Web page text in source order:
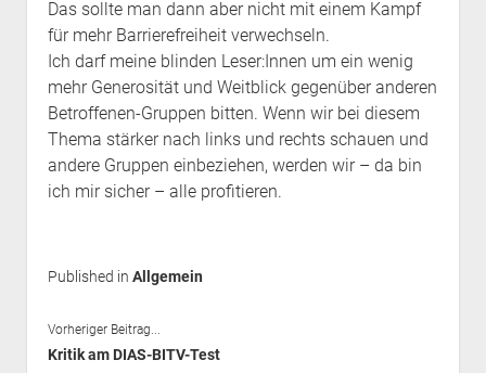
Das sollte man dann aber nicht mit einem Kampf
für mehr Barrierefreiheit verwechseln.
Ich darf meine blinden Leser:Innen um ein wenig
mehr Generosität und Weitblick gegenüber anderen
Betroffenen-Gruppen bitten. Wenn wir bei diesem
Thema stärker nach links und rechts schauen und
andere Gruppen einbeziehen, werden wir – da bin
ich mir sicher – alle profitieren.
Published in Allgemein
Vorheriger Beitrag...
Kritik am DIAS-BITV-Test